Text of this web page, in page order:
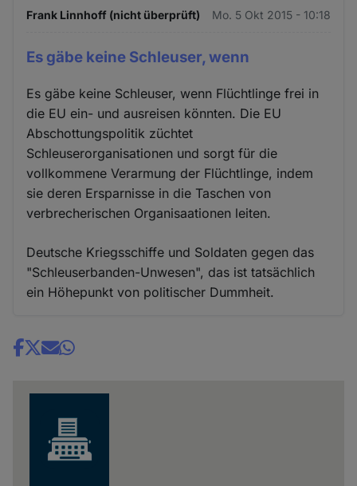
Frank Linnhoff (nicht überprüft) Mo. 5 Okt 2015 - 10:18
Es gäbe keine Schleuser, wenn
Es gäbe keine Schleuser, wenn Flüchtlinge frei in
die EU ein- und ausreisen könnten. Die EU
Abschottungspolitik züchtet
Schleuserorganisationen und sorgt für die
vollkommene Verarmung der Flüchtlinge, indem
sie deren Ersparnisse in die Taschen von
verbrecherischen Organisaationen leiten.
Deutsche Kriegsschiffe und Soldaten gegen das
"Schleuserbanden-Unwesen", das ist tatsächlich
ein Höhepunkt von politischer Dummheit.
Share